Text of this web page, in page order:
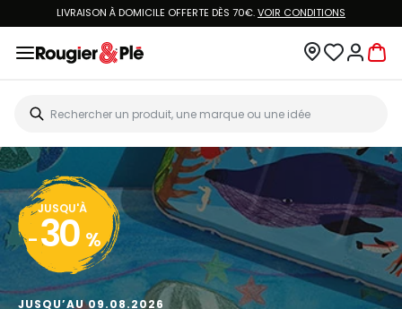
LIVRAISON À DOMICILE OFFERTE DÈS 70€.VOIR CONDITIONS
JUSQU'À
- 30 %
JUSQU’AU 09.08.2026